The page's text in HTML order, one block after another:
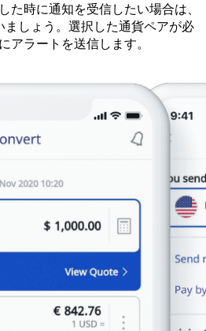
た時に通知を受信したい場合は、
しょう。選択した通貨ペアが必
アラートを送信します。